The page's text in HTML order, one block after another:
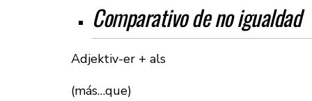
Comparativo de no igualdad
Adjektiv-er + als
(más…que)